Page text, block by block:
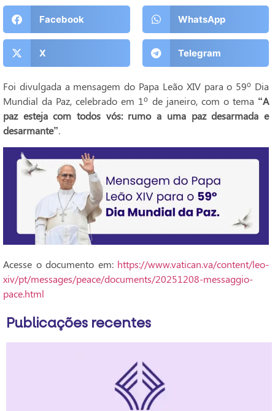
Facebook WhatsApp
X Telegram
Foi divulgada a mensagem do Papa Leão XIV para o 59º Dia
Mundial da Paz, celebrado em 1º de janeiro, com o tema “A
paz esteja com todos vós: rumo a uma paz desarmada e
desarmante”.
Acesse o documento em: https://www.vatican.va/content/leo-
xiv/pt/messages/peace/documents/20251208-messaggio-
pace.html
Publicações recentes